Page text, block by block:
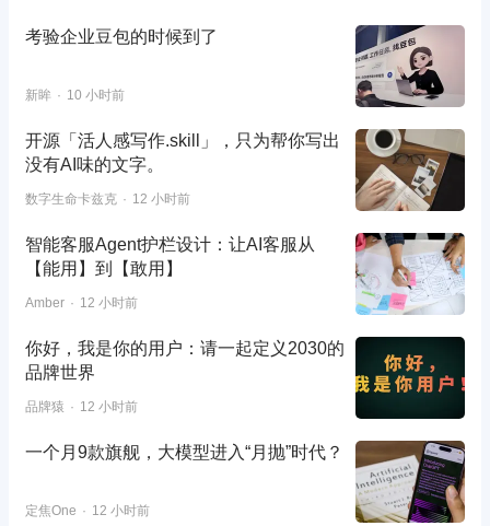
考验企业豆包的时候到了
新眸 10 小时前
开源「活人感写作.skill」，只为帮你写出
没有AI味的文字。
数字生命卡兹克 12 小时前
智能客服Agent护栏设计：让AI客服从
【能用】到【敢用】
Amber 12 小时前
你好，我是你的用户：请一起定义2030的
品牌世界
品牌猿 12 小时前
一个月9款旗舰，大模型进入“月抛”时代？
定焦One 12 小时前